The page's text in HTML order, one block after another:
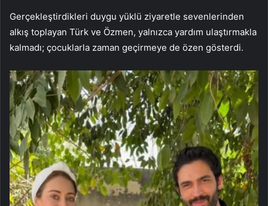
Gerçekleştirdikleri duygu yüklü ziyaretle sevenlerinden
alkış toplayan Türk ve Özmen, yalnızca yardım ulaştırmakla
kalmadı; çocuklarla zaman geçirmeye de özen gösterdi.